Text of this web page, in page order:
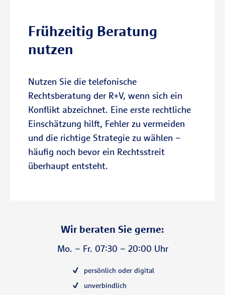
Frühzeitig Beratung
nutzen
Nutzen Sie die telefonische
Rechtsberatung der R+V, wenn sich ein
Konflikt abzeichnet. Eine erste rechtliche
Einschätzung hilft, Fehler zu vermeiden
und die richtige Strategie zu wählen –
häufig noch bevor ein Rechtsstreit
überhaupt entsteht.
Wir beraten Sie gerne:
Mo. – Fr. 07:30 – 20:00 Uhr
persönlich oder digital
unverbindlich